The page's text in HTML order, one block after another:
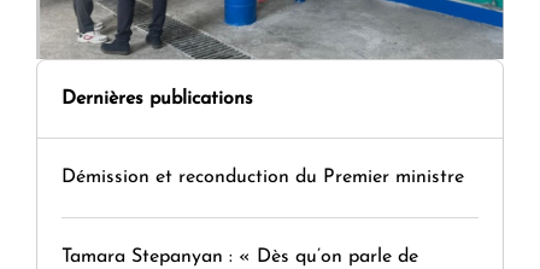
Dernières publications
Démission et reconduction du Premier ministre
Tamara Stepanyan : « Dès qu’on parle de